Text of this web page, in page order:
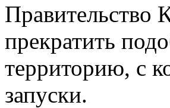
Правительство
прекратить
территорию, с
запуски.